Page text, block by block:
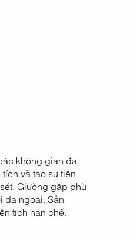
không gian đa
và tạo sự tiện
Giường gấp phù
dã ngoại. Sản
tích hạn chế.